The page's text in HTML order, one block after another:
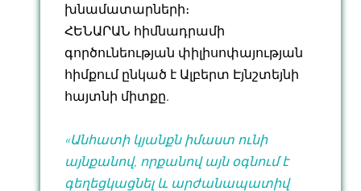
խնամատարների։
ՀԵՆԱՐԱՆ հիմնադրամի
գործունեության փիլիսոփայության
հիմքում ընկած է Ալբերտ Էյնշտեյնի
հայտնի միտքը․
«Անհատի կյանքն իմաստ ունի
այնքանով, որքանով այն օգնում է
գեղեցկացնել և արժանապատիվ